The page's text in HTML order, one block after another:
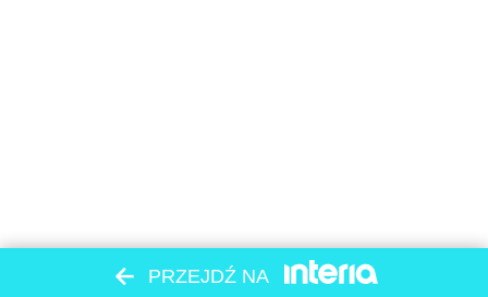
PRZEJDŹ NA